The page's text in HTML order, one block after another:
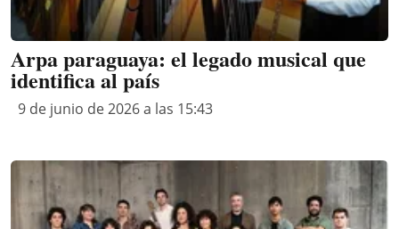
Arpa paraguaya: el legado musical que
identifica al país
9 de junio de 2026 a las 15:43